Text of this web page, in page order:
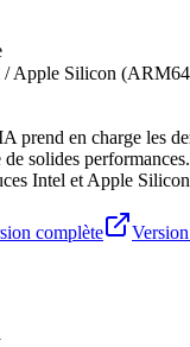
/ Apple Silicon
prend en charge les
solides
Intel et Apple
complète